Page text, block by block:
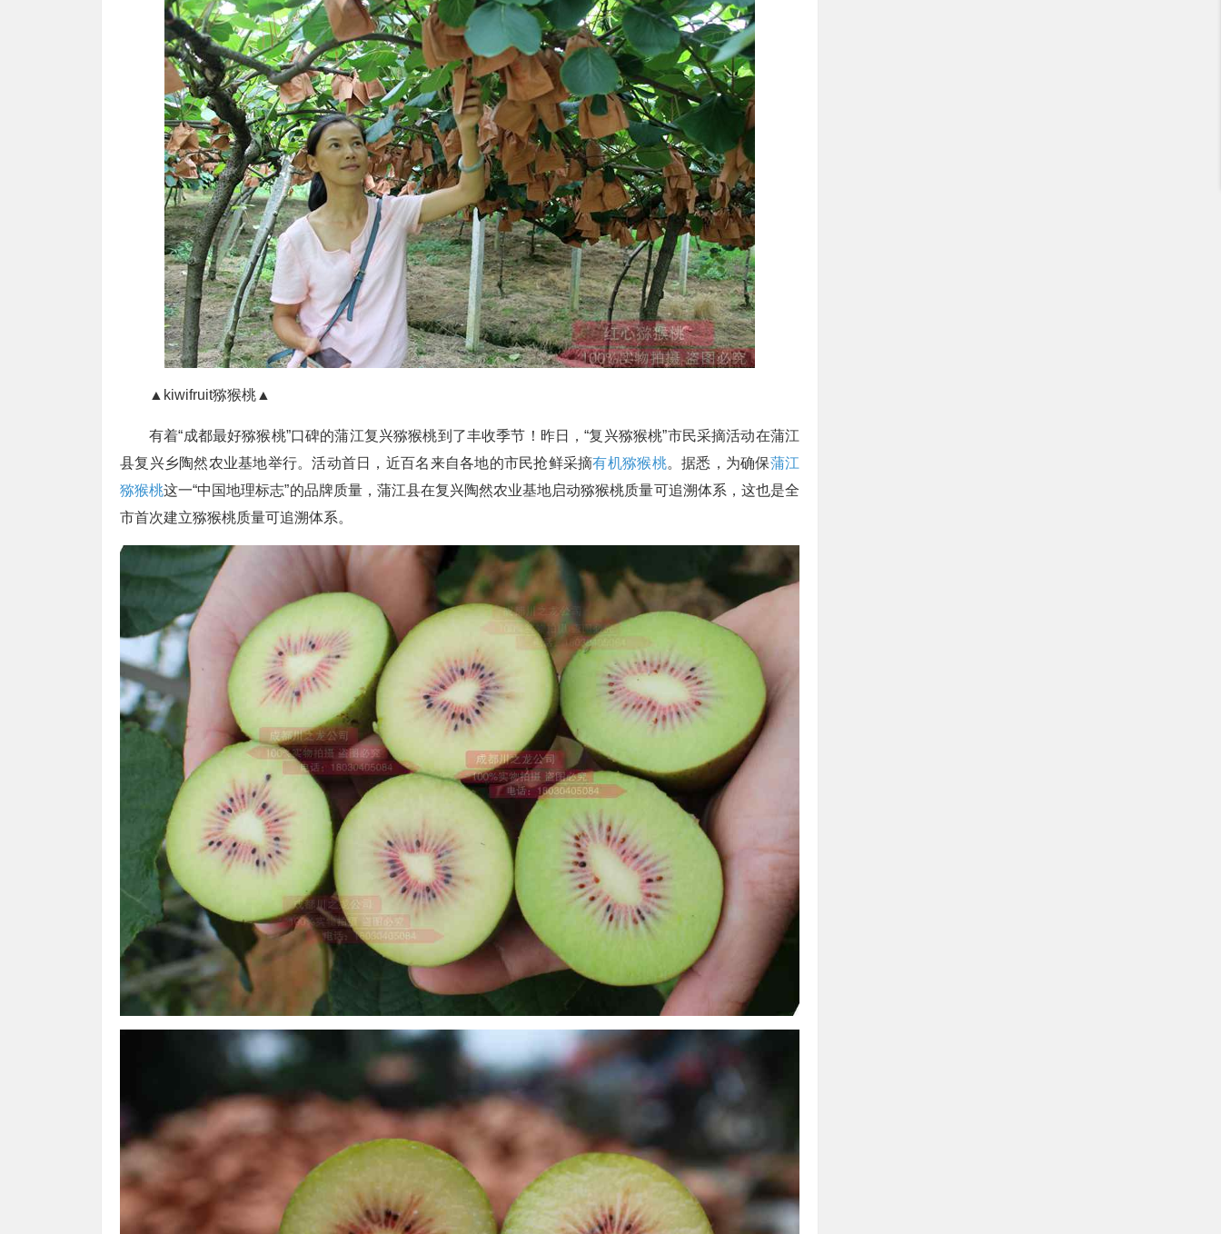
▲kiwifruit猕猴桃▲
有着“成都最好猕猴桃”口碑的蒲江复兴猕猴桃到了丰收季节！昨日，“复兴猕猴桃”市民采摘活动在蒲江
县复兴乡陶然农业基地举行。活动首日，近百名来自各地的市民抢鲜采摘有机猕猴桃。据悉，为确保蒲江
猕猴桃这一“中国地理标志”的品牌质量，蒲江县在复兴陶然农业基地启动猕猴桃质量可追溯体系，这也是全
市首次建立猕猴桃质量可追溯体系。